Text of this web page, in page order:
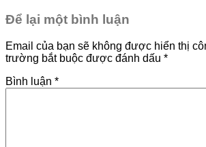
Để lại một bình luận
Email của bạn sẽ không được hiển thị
trường bắt buộc được đánh dấu *
Bình luận *